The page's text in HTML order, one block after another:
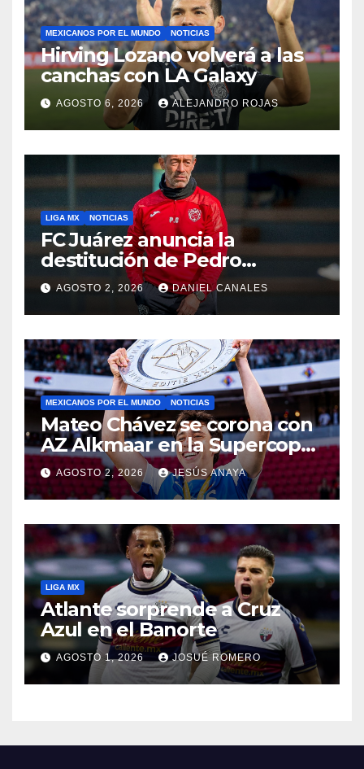
MEXICANOS POR EL MUNDO NOTICIAS
Hirving Lozano volverá a las
canchas con LA Galaxy
AGOSTO 6, 2026 ALEJANDRO ROJAS
LIGA MX NOTICIAS
FC Juárez anuncia la
destitución de Pedro
Caixinha
AGOSTO 2, 2026 DANIEL CANALES
MEXICANOS POR EL MUNDO NOTICIAS
Mateo Chávez se corona con
AZ Alkmaar en la Supercopa
de Países Bajos
AGOSTO 2, 2026 JESÚS ANAYA
LIGA MX
Atlante sorprende a Cruz
Azul en el Banorte
AGOSTO 1, 2026 JOSUÉ ROMERO